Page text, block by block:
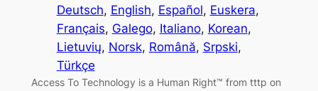
Deutsch, English, Español, Euskera
Français, Galego, Italiano, Korean
Lietuvių, Norsk, Română, Srpski
Türkçe
Access To Technology is a Human Right™ from tttp on